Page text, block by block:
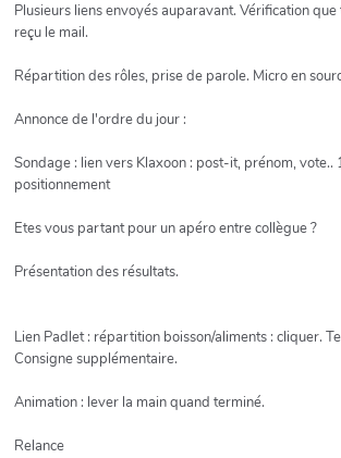
Plusieurs liens envoyés auparavant. Vérification
reçu le mail.
Répartition des rôles, prise de parole. Micro en
Annonce de l'ordre du jour :
Sondage : lien vers Klaxoon : post-it, prénom, vote..
positionnement
Etes vous partant pour un apéro entre collègue ?
Présentation des résultats.
Lien Padlet : répartition boisson/aliments : cliquer.
Consigne supplémentaire.
Animation : lever la main quand terminé.
Relance